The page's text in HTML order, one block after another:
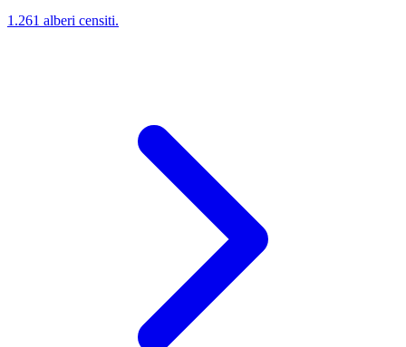
1.261 alberi censiti.